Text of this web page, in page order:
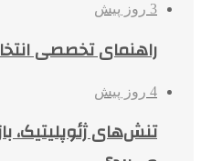
3 روز پیش
راهنمای تخصصی
4 روز پیش
تنش‌های ژئوپلیتیک،